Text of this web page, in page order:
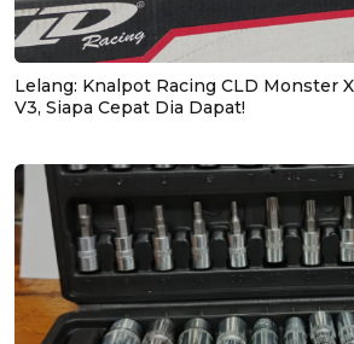
Lelang: Knalpot Racing CLD Monster
V3, Siapa Cepat Dia Dapat!